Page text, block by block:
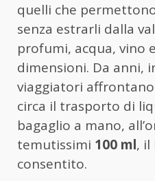
quelli che
senza estrarli dalla
profumi, acqua, vino
dimensioni. Da anni,
viaggiatori
circa il trasporto di
bagaglio a mano,
temutissimi 100 ml, il
consentito.